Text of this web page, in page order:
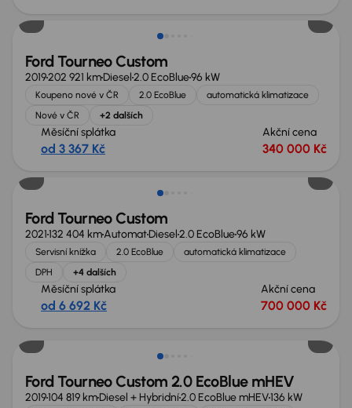
Ford Tourneo Custom
2019202 921 kmDiesel2.0 EcoBlue96 kW
Koupeno nové v ČR 2.0 EcoBlue
automatická klimatizace
Nové v ČR
+2 dalších
Měsíční splátka
od 3 367 Kč
Akční cena
340 000 Kč
Možnost odpočtu DPH
Ford Tourneo Custom
2021132 404 kmAutomatDiesel2.0 EcoBlue96 kW
Servisní knížka 2.0 EcoBlue
automatická klimatizace
DPH
+4 dalších
Měsíční splátka
od 6 692 Kč
Akční cena
700 000 Kč
Ford Tourneo Custom 2.0 EcoBlue mHEV
2019104 819 kmDiesel + Hybridní2.0 EcoBlue mHEV136 kW